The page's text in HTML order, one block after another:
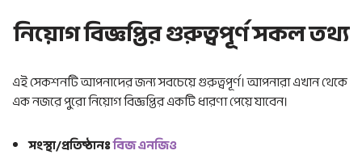
নিয়োগ বিজ্ঞপ্তির গুরুত্বপূর্ণ সকল তথ্য
এই সেকশনটি আপনাদের জন্য সবচেয়ে গুরুত্বপূর্ণ। আপনারা এখান থেকে
এক নজরে পুরো নিয়োগ বিজ্ঞপ্তির একটি ধারণা পেয়ে যাবেন।
সংস্থা/প্রতিষ্ঠানঃবিজ এনজিও